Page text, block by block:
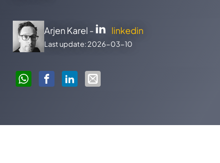
Arjen Karel - linkedin
Last update: 2026-03-10